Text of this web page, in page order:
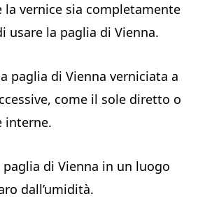
la vernice sia completamente
usare la paglia di Vienna.
paglia di Vienna verniciata a
come il sole diretto o
interne.
paglia di Vienna in un luogo
dall’umidità.